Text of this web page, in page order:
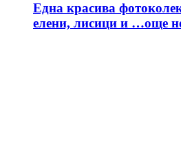
Една красива
елени, лисици и …още